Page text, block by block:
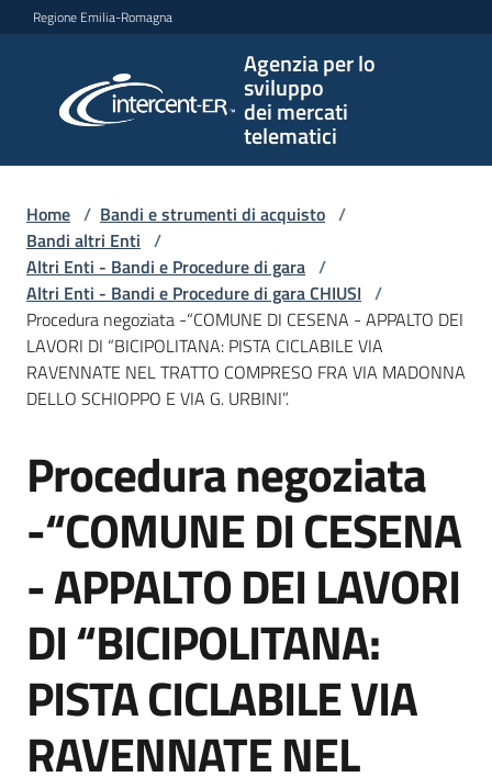
Vai al contenuto
Vai alla navigazione
Vai al footer
Regione Emilia-Romagna
Agenzia per lo
sviluppo
dei mercati
telematici
per lo
sviluppo
telematici
L'Agenzia
Bandi
strumenti
di
Supporto
Piattaforme
telematiche
Home / Bandi e strumenti di acquisto /
Bandi altri Enti /
Altri Enti - Bandi e Procedure di gara /
Altri Enti - Bandi e Procedure di gara CHIUSI /
Procedura negoziata -“COMUNE DI CESENA - APPALTO DEI
LAVORI DI “BICIPOLITANA: PISTA CICLABILE VIA
RAVENNATE NEL TRATTO COMPRESO FRA VIA MADONNA
DELLO SCHIOPPO E VIA G. URBINI”.
Salta al contenuto
Procedura negoziata
-“COMUNE DI CESENA
- APPALTO DEI LAVORI
DI “BICIPOLITANA:
PISTA CICLABILE VIA
RAVENNATE NEL